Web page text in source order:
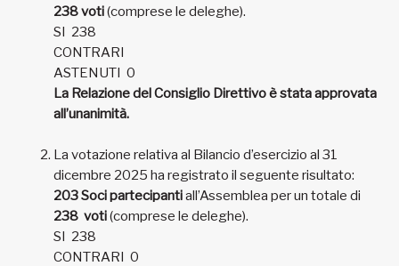
238 voti(comprese le deleghe).
SI 238
CONTRARI
ASTENUTI 0
La Relazione del Consiglio Direttivo è stata approvata
all’unanimità.
La votazione relativa al Bilancio d’esercizio al 31
dicembre 2025 ha registrato il seguente risultato:
203 Soci partecipantiall’Assemblea per un totale di
238 voti(comprese le deleghe).
SI 238
CONTRARI 0